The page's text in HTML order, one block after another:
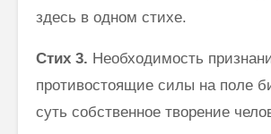
здесь в одном стихе.
Стих 3. Необходимость
противостоящие силы на поле
суть собственное творение